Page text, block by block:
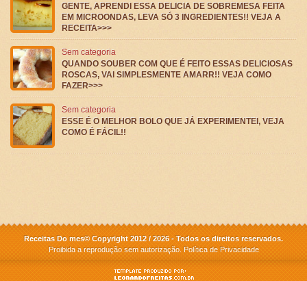
GENTE, APRENDI ESSA DELICIA DE SOBREMESA FEITA
EM MICROONDAS, LEVA SÓ 3 INGREDIENTES!! VEJA A
RECEITA>>>
Sem categoria
QUANDO SOUBER COM QUE É FEITO ESSAS DELICIOSAS
ROSCAS, VAI SIMPLESMENTE AMARR!! VEJA COMO
FAZER>>>
Sem categoria
ESSE É O MELHOR BOLO QUE JÁ EXPERIMENTEI, VEJA
COMO É FÁCIL!!
Receitas Do mes© Copyright 2012 / 2026 - Todos os direitos reservados.
Proibida a reprodução sem autorização. Política de Privacidade